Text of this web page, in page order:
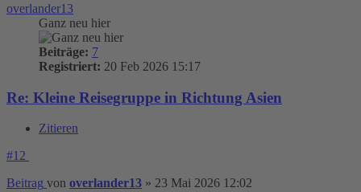
overlander13
Ganz neu hier
Beiträge: 7
Registriert: 20 Feb 2026 15:17
Re: Kleine Reisegruppe in Richtung Asien
Zitieren
#12
Beitrag von overlander13 » 23 Mai 2026 12:02